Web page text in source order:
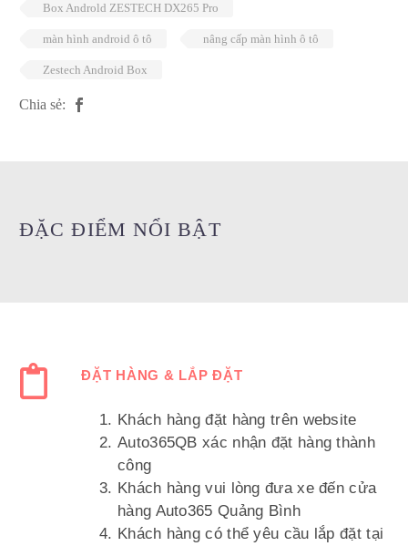
Box Androld ZESTECH DX265 Pro
màn hình android ô tô nâng cấp màn hình ô tô
Zestech Android Box
Chia sẻ:
ĐẶC ĐIỂM NỔI BẬT
ĐẶT HÀNG & LẮP ĐẶT
Khách hàng đặt hàng trên website
Auto365QB xác nhận đặt hàng thành
công
Khách hàng vui lòng đưa xe đến cửa
hàng Auto365 Quảng Bình
Khách hàng có thể yêu cầu lắp đặt tại